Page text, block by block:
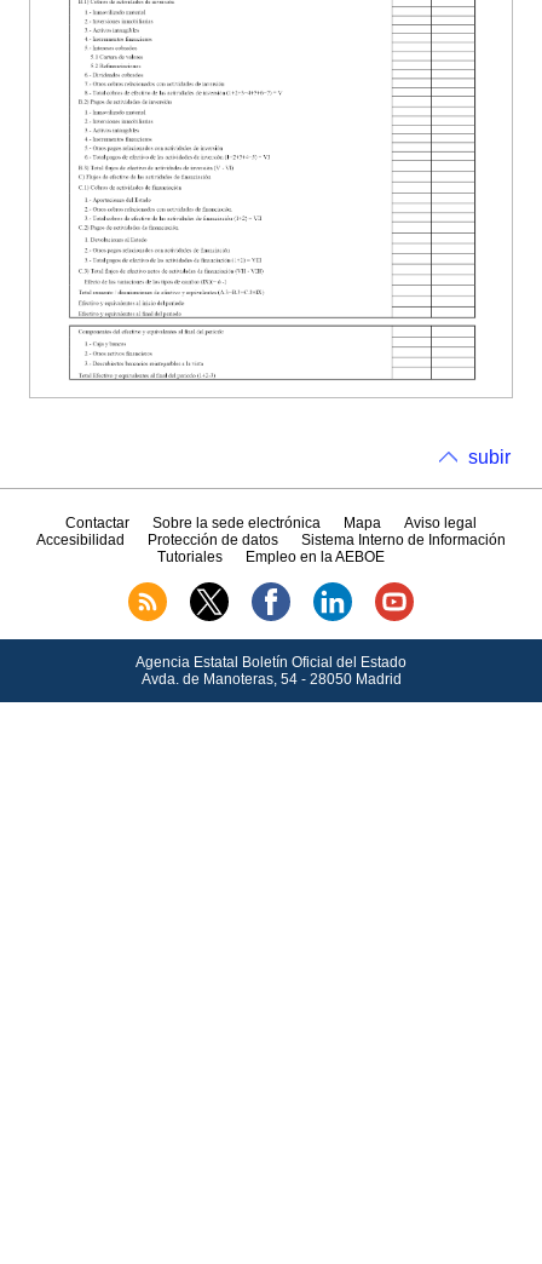
subir
Contactar Sobre la sede electrónica Mapa
Aviso legal
Accesibilidad
Protección de datos
Sistema Interno de Información
Tutoriales
Empleo en la AEBOE
Agencia Estatal Boletín Oficial del Estado
Avda.de Manoteras, 54 - 28050 Madrid